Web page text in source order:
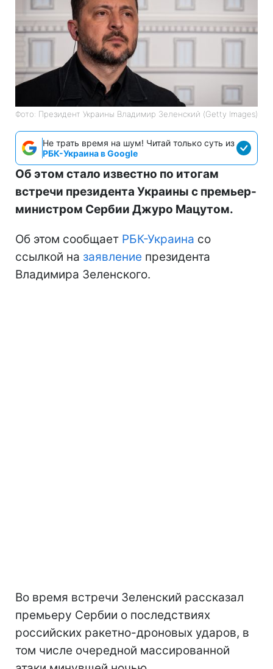
Фото: Президент Украины Владимир Зеленский (Getty Images)
Не трать время на шум! Читай только суть из
РБК-Украина в Google
Об этом стало известно по итогам
встречи президента Украины с премьер-
министром Сербии Джуро Мацутом.
Об этом сообщает РБК-Украина со
ссылкой на заявление президента
Владимира Зеленского.
Во время встречи Зеленский рассказал
премьеру Сербии о последствиях
российских ракетно-дроновых ударов, в
том числе очередной массированной